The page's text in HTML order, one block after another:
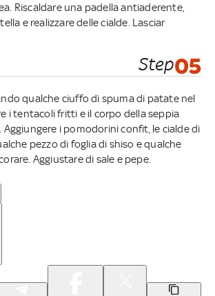
Riscaldare una padella antiaderente,
e realizzare delle cialde. Lasciar
Step05
qualche ciuffo di spuma di patate nel
i tentacoli fritti e il corpo della seppia
i pomodorini confit, le cialde di
pezzo di foglia di shiso e qualche
Aggiustare di sale e pepe.